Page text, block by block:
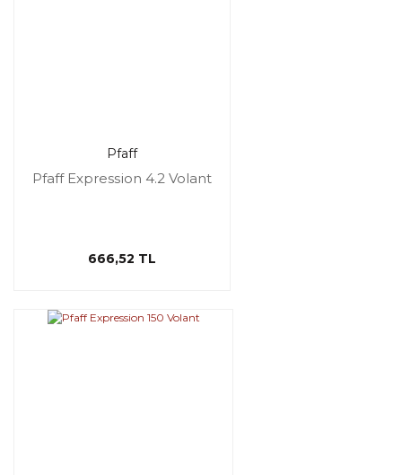
Pfaff
Pfaff Expression 4.2 Volant
666,52 TL